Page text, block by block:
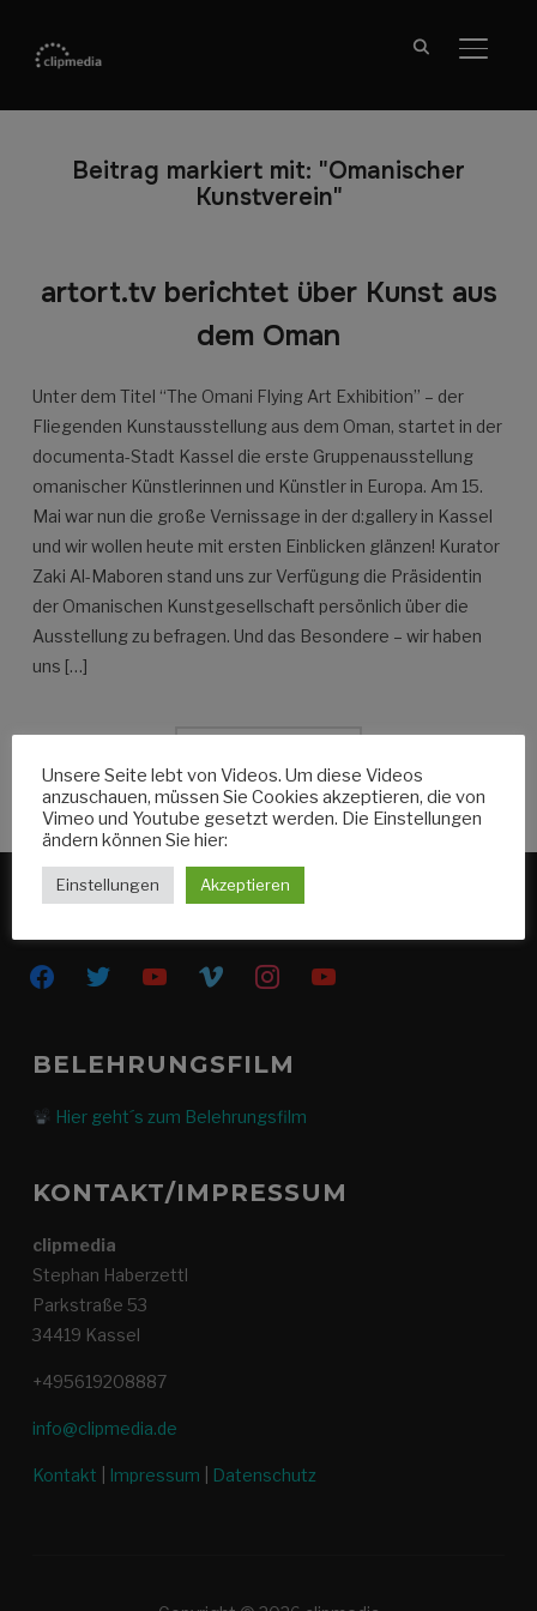
Beitrag markiert mit: "Omanischer
Kunstverein"
artort.tv berichtet über Kunst aus
dem Oman
Unter dem Titel “The Omani Flying Art Exhibition” – der
Fliegenden Kunstausstellung aus dem Oman, startet in der
documenta-Stadt Kassel die erste Gruppenausstellung
omanischer Künstlerinnen und Künstler in Europa. Am 15.
Mai war nun die große Vernissage in der d:gallery in Kassel
und wir wollen heute mit ersten Einblicken glänzen! Kurator
Zaki Al-Maboren stand uns zur Verfügung die Präsidentin
der Omanischen Kunstgesellschaft persönlich über die
Ausstellung zu befragen. Und das Besondere – wir haben
uns […]
facebooktwitter youtube vimeo instagramyoutube
BELEHRUNGSFILM
Hier geht´s zum Belehrungsfilm
KONTAKT/IMPRESSUM
clipmedia
Stephan Haberzettl
Parkstraße 53
34419 Kassel
+495619208887
info@clipmedia.de
Kontakt Impressum Datenschutz
Unsere Seite lebt von Videos. Um diese Videos
anzuschauen, müssen Sie Cookies akzeptieren, die von
Vimeo und Youtube gesetzt werden. Die Einstellungen
ändern können Sie hier:
Einstellungen Akzeptieren